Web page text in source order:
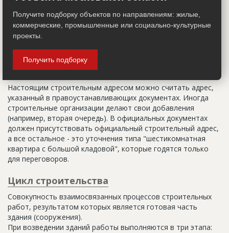
Адрес пятна застройки, употребляется в качестве
официального адреса дома до окончания строительства,
когда дому присваивают почтовый адрес. Строительный
строительного района (возможно, улицы), номера квартала
(не обязательно) и корпуса (владения).
Настоящим строительным адресом можно считать адрес,
указанный в правоустанавливающих документах. Иногда
строительные организации делают свои добавления
(например, вторая очередь). В официальных документах
должен присутствовать официальный строительный адрес,
а все остальное - это уточнения типа "шестикомнатная
квартира с большой кладовой", которые годятся только
для переговоров.
Цикл строительства
Совокупность взаимосвязанных процессов строительных
работ, результатом которых является готовая часть
здания (сооружения).
При возведении зданий работы выполняются в три этапа:
Получите подборку объектов по направлениям: жилые,
коммерческие, промышленные или социально-культурные
проекты.
Получить подборку